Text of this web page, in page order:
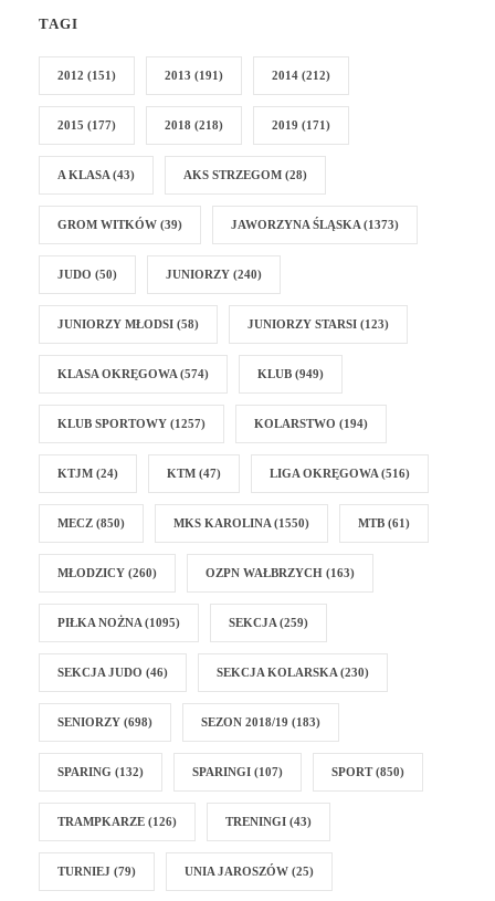
TAGI
2012 (151) 2013 (191) 2014 (212)
2015 (177) 2018 (218) 2019 (171)
A KLASA (43) AKS STRZEGOM (28)
GROM WITKÓW (39) JAWORZYNA ŚLĄSKA (1373)
JUDO (50) JUNIORZY (240)
JUNIORZY MŁODSI (58) JUNIORZY STARSI (123)
KLASA OKRĘGOWA (574) KLUB (949)
KLUB SPORTOWY (1257) KOLARSTWO (194)
KTJM (24) KTM (47) LIGA OKRĘGOWA (516)
MECZ (850) MKS KAROLINA (1550) MTB (61)
MŁODZICY (260) OZPN WAŁBRZYCH (163)
PIŁKA NOŻNA (1095) SEKCJA (259)
SEKCJA JUDO (46) SEKCJA KOLARSKA (230)
SENIORZY (698) SEZON 2018/19 (183)
SPARING (132) SPARINGI (107) SPORT(850)
TRAMPKARZE (126) TRENINGI (43)
TURNIEJ (79) UNIA JAROSZÓW (25)